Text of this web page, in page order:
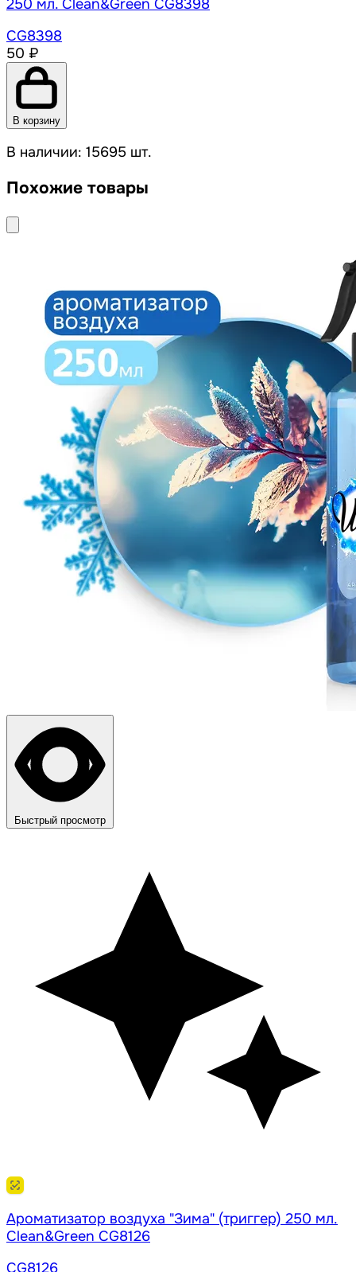
250 мл. Clean&Green CG8398
CG8398
50 ₽
В корзину
В наличии: 15695 шт.
Похожие товары
Быстрый просмотр
Ароматизатор воздуха "Зима" (триггер) 250 мл.
Clean&Green CG8126
CG8126